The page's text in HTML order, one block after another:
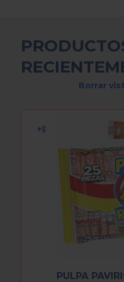
Borrar
PULPA